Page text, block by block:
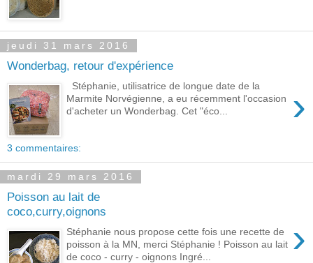
jeudi 31 mars 2016
Wonderbag, retour d'expérience
›
Stéphanie, utilisatrice de longue date de la
Marmite Norvégienne, a eu récemment l'occasion
d'acheter un Wonderbag. Cet "éco...
3 commentaires:
mardi 29 mars 2016
Poisson au lait de
coco,curry,oignons
›
Stéphanie nous propose cette fois une recette de
poisson à la MN, merci Stéphanie ! Poisson au lait
de coco - curry - oignons Ingré...